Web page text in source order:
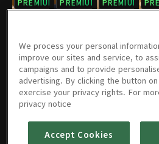
PREMIUM PREMIUM PREMIUM
PREMIUM
19회
31분
PREMIUM
20회
31분
PREMIUM
21회 22회
We process your personal
improve our sites and service, to
campaigns and to provide
advertising. By clicking the button
exercise your privacy rights. For
privacy notice
Accept Cookies